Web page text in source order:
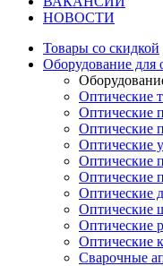
НОВОСТИ
Товары со скидкой
Оборудование для
Оптические
Оптические
Оптические
Оптические
Оптические
Оптические
Оптические
Оптические
Оптические
Оптические
Сварочные